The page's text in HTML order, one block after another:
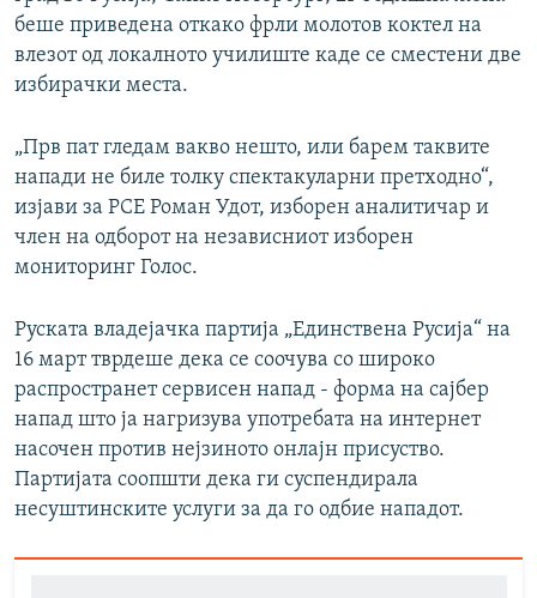
беше приведена откако фрли молотов коктел на
влезот од локалното училиште каде се сместени две
избирачки места.
„Прв пат гледам вакво нешто, или барем таквите
напади не биле толку спектакуларни претходно“,
изјави за РСЕ Роман Удот, изборен аналитичар и
член на одборот на независниот изборен
мониторинг Голос.
Руската владејачка партија „Единствена Русија“ на
16 март тврдеше дека се соочува со широко
распространет сервисен напад - форма на сајбер
напад што ја нагризува употребата на интернет
насочен против нејзиното онлајн присуство.
Партијата соопшти дека ги суспендирала
несуштинските услуги за да го одбие нападот.